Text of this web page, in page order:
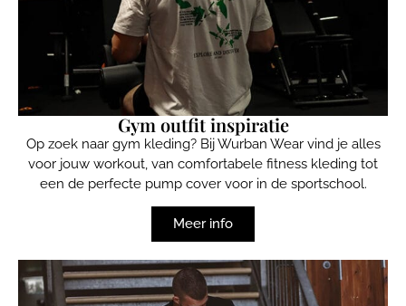
Gym outfit inspiratie
Op zoek naar gym kleding? Bij Wurban Wear vind je alles
voor jouw workout, van comfortabele fitness kleding tot
een de perfecte pump cover voor in de sportschool.
Meer info